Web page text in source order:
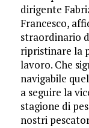
dirigente
Francesco,
straordinario
ripristinare la
lavoro. Che
navigabile
a seguire la
stagione di
nostri